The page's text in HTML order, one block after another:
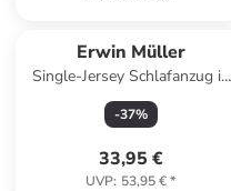
Erwin Müller
Single-Jersey Schlafanzug in
marine
-37%
33,95 €
UVP: 53,95 €*